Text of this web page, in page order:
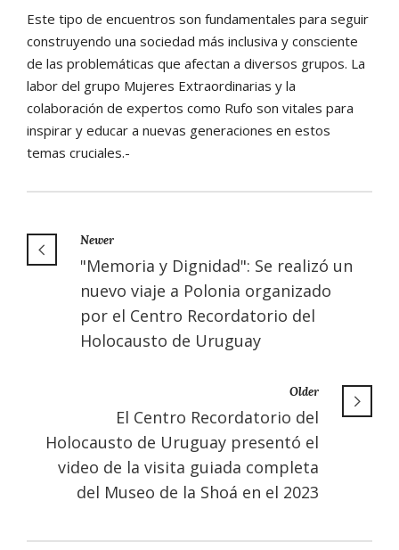
Este tipo de encuentros son fundamentales para seguir
construyendo una sociedad más inclusiva y consciente
de las problemáticas que afectan a diversos grupos. La
labor del grupo Mujeres Extraordinarias y la
colaboración de expertos como Rufo son vitales para
inspirar y educar a nuevas generaciones en estos
temas cruciales.-
Newer
"Memoria y Dignidad": Se realizó un
nuevo viaje a Polonia organizado
por el Centro Recordatorio del
Holocausto de Uruguay
Older
El Centro Recordatorio del
Holocausto de Uruguay presentó el
video de la visita guiada completa
del Museo de la Shoá en el 2023